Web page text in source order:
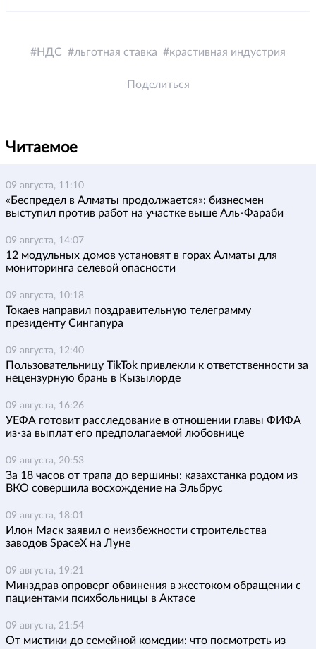
НДС льготная ставка крастивная индустрия
Поделиться
Читаемое
09 августа, 11:10
«Беспредел в Алматы продолжается»: бизнесмен
выступил против работ на участке выше Аль-Фараби
09 августа, 14:07
12 модульных домов установят в горах Алматы для
мониторинга селевой опасности
09 августа, 10:18
Токаев направил поздравительную телеграмму
президенту Сингапура
09 августа, 12:40
Пользовательницу TikTok привлекли к ответственности за
нецензурную брань в Кызылорде
09 августа, 16:26
УЕФА готовит расследование в отношении главы ФИФА
из-за выплат его предполагаемой любовнице
09 августа, 20:53
За 18 часов от трапа до вершины: казахстанка родом из
ВКО совершила восхождение на Эльбрус
09 августа, 18:01
Илон Маск заявил о неизбежности строительства
заводов SpaceX на Луне
09 августа, 19:21
Минздрав опроверг обвинения в жестоком обращении с
пациентами психбольницы в Актасе
09 августа, 21:54
От мистики до семейной комедии: что посмотреть из